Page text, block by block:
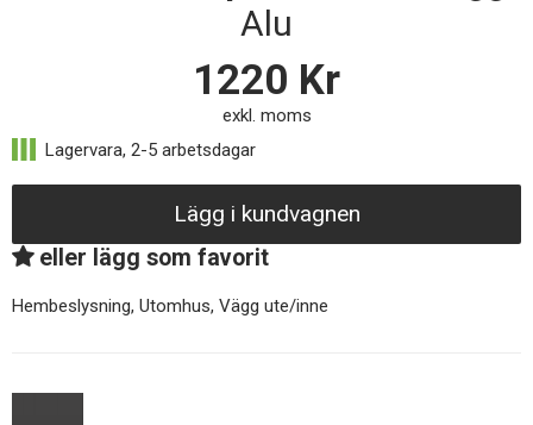
Alu
1220 Kr
exkl. moms
Lägg i kundvagnen
eller lägg som favorit
Hembeslysning, Utomhus, Vägg ute/inne